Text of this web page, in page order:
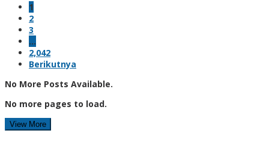
1
2
3
…
2,042
Berikutnya
No More Posts Available.
No more pages to load.
View More